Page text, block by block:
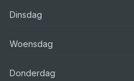
Dinsdag
Woensdag
Donderdag